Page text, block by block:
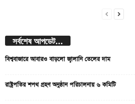
সর্বশেষ আপডেট...
বিশ্ববাজারে আবারও বাড়লো জ্বালানি তেলের দাম
রাষ্ট্রপতির শপথ গ্রহণ অনুষ্ঠান পরিচালনায় ৬ কমিটি